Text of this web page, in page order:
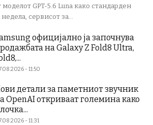
GPT-5.6 Luna како стандарден
сервисот за...
официјално ја започнува
на Galaxy Z Fold8 Ultra,
- 11:50
детали за паметниот звучник
OpenAI откриваат големина како
- 11:31